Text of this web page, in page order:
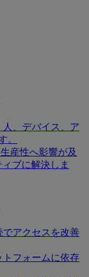
人、デバイス、ア
。
生産性へ影響が及
ブに解決しま
でアクセスを改善
トフォームに依存